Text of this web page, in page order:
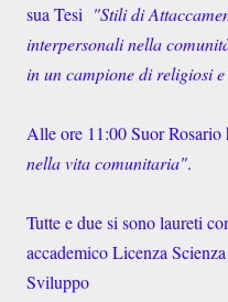
sua Tesi "Stili di
interpersonali nella
in un campione di religiosi
Alle ore 11:00 Suor Rosario
nella vita comunitaria".
Tutte e due si sono laureti
accademico Licenza
Sviluppo